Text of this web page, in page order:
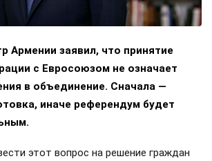
Армении заявил, что принятие
с Евросоюзом не означает
в объединение. Сначала —
иначе референдум будет
этот вопрос на решение граждан